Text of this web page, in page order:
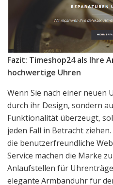
Fazit: Timeshop24 als Ihre
hochwertige Uhren
Wenn Sie nach einer neuen
durch ihr Design, sondern
Funktionalität überzeugt,
jeden Fall in Betracht
die benutzerfreundliche
Service machen die Marke
Anlaufstellen für
elegante Armbanduhr für